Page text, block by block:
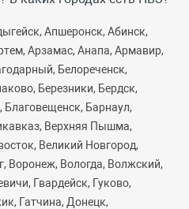
Апшеронск, Абинск,
Арзамас, Анапа, Армавир,
Белореченск,
Березники, Бердск,
Благовещенск, Барнаул,
Верхняя Пышма,
Великий Новгород,
Воронеж, Вологда, Волжский,
Гвардейск, Гуково,
Гатчина, Донецк,